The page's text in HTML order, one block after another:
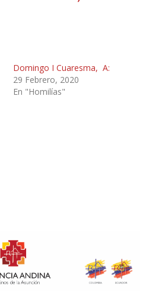
Domingo I Cuaresma, A:
29 Febrero, 2020
En "Homilías"